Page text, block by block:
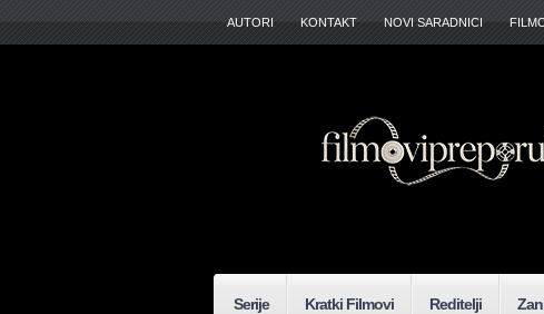
AUTORI KONTAKT NOVI SARADNICI
Serije Kratki Filmovi Reditelji